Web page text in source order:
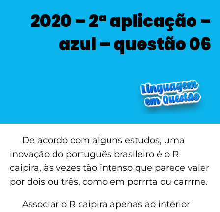
2020 – 2ª aplicação –
azul – questão 06
De acordo com alguns estudos, uma
inovação do português brasileiro é o R
caipira, às vezes tão intenso que parece valer
por dois ou três, como em porrrta ou carrrne.
Associar o R caipira apenas ao interior